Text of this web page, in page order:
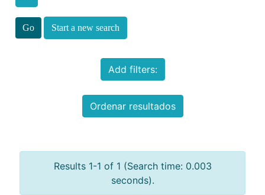
Start a new search
Add filters:
Ordenar resultados
Results 1-1 of 1 (Search time: 0.003
seconds).